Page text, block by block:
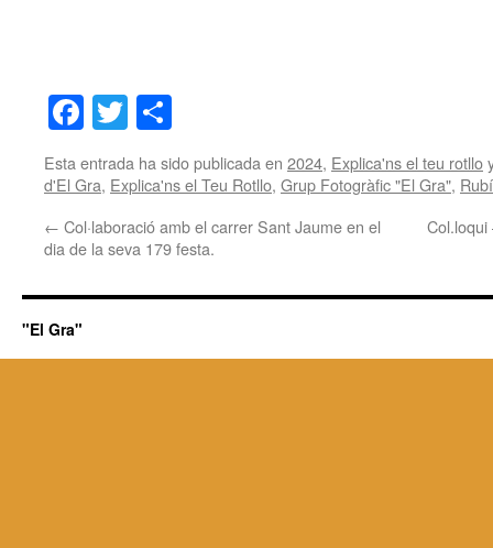
Facebook
Twitter
Esta entrada ha sido publicada en 2024, Explica'ns el teu rotllo
d'El Gra, Explica'ns el Teu Rotllo, Grup Fotogràfic "El Gra", Rubí
← Col·laboració amb el carrer Sant Jaume en el
dia de la seva 179 festa.
"El Gra"